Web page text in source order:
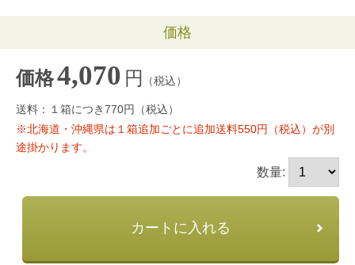
価格
価格4,070 円 （税込）
送料：１箱につき770円（税込）
※北海道・沖縄県は１箱追加ごとに追加送料550円（税込）が別
途掛かります。
数量:
カートに入れる